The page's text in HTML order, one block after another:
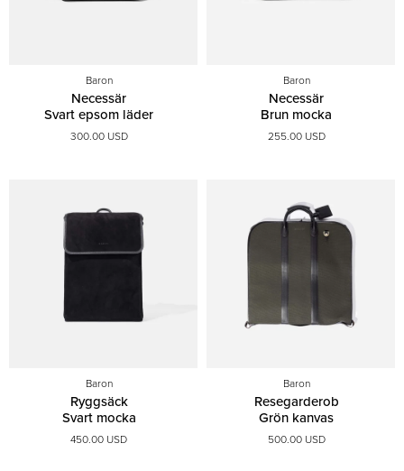
Baron
Necessär
Svart epsom läder
300.00 USD
Baron
Necessär
Brun mocka
255.00 USD
Baron
Ryggsäck
Svart mocka
450.00 USD
Baron
Resegarderob
Grön kanvas
500.00 USD